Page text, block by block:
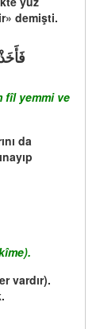
demişti.
fîl yemmi ve
da
vardır).